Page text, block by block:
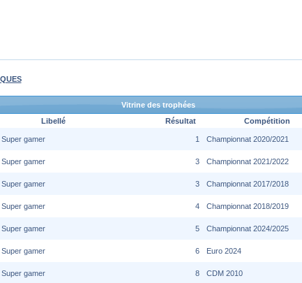
Vitrine des trophées
Libellé Résultat Compétition
gamer 1 Championnat 2020/2021
gamer 3 Championnat 2021/2022
gamer 3 Championnat 2017/2018
gamer 4 Championnat 2018/2019
gamer 5 Championnat 2024/2025
gamer 6 Euro 2024
gamer 8 CDM 2010